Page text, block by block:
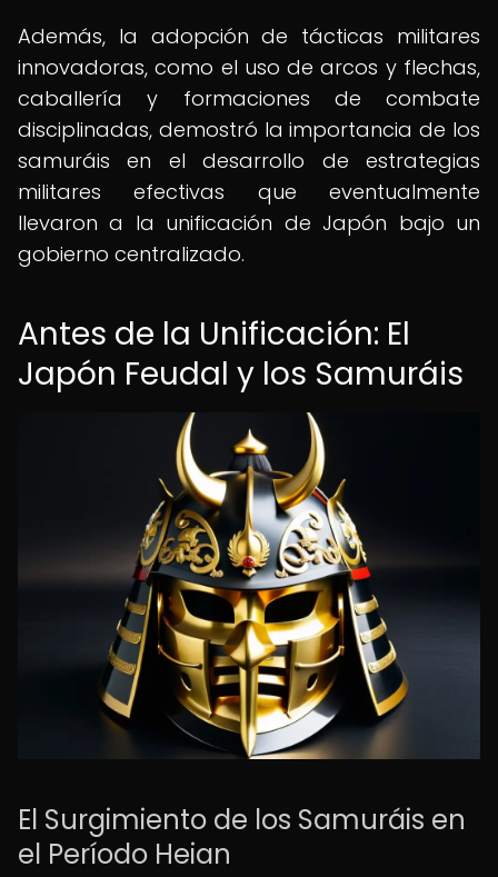
Además, la adopción de tácticas militares
innovadoras, como el uso de arcos y flechas,
caballería y formaciones de combate
disciplinadas, demostró la importancia de los
samuráis en el desarrollo de estrategias
militares efectivas que eventualmente
llevaron a la unificación de Japón bajo un
gobierno centralizado.
Antes de la Unificación: El
Japón Feudal y los Samuráis
El Surgimiento de los Samuráis en
el Período Heian